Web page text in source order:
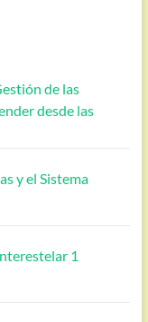
de las
desde las
y el Sistema
1